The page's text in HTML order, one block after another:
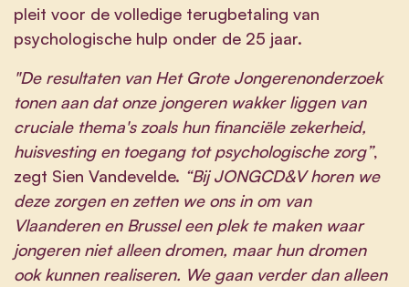
pleit voor de volledige terugbetaling van
psychologische hulp onder de 25 jaar.
"De resultaten van Het Grote Jongerenonderzoek
tonen aan dat onze jongeren wakker liggen van
cruciale thema's zoals hun financiële zekerheid,
huisvesting en toegang tot psychologische zorg”,
zegt Sien Vandevelde. “Bij JONGCD&V horen we
deze zorgen en zetten we ons in om van
Vlaanderen en Brussel een plek te maken waar
jongeren niet alleen dromen, maar hun dromen
ook kunnen realiseren. We gaan verder dan alleen